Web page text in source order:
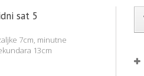
sat 5
7cm, minutne
13cm